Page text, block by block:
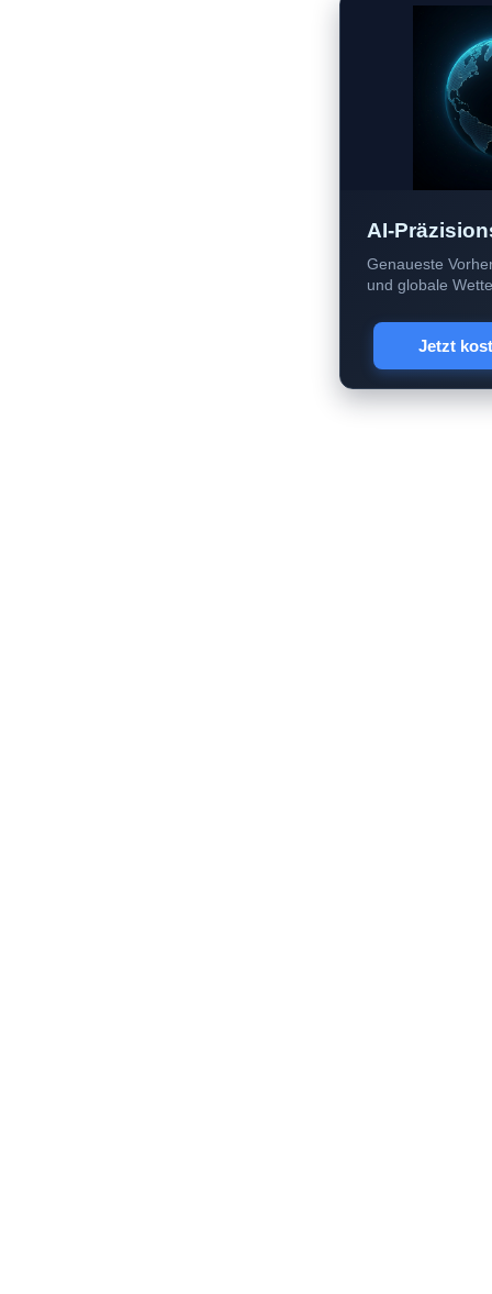
AI-
Genaueste
und globale
Jetzt